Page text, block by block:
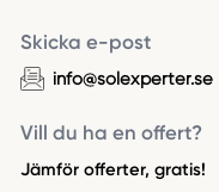
Skicka e-post
info@solexperter.se
Vill du ha en offert?
Jämför offerter, gratis!